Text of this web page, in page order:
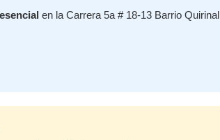
en la Carrera 5a # 18-13 Barrio Quirinal